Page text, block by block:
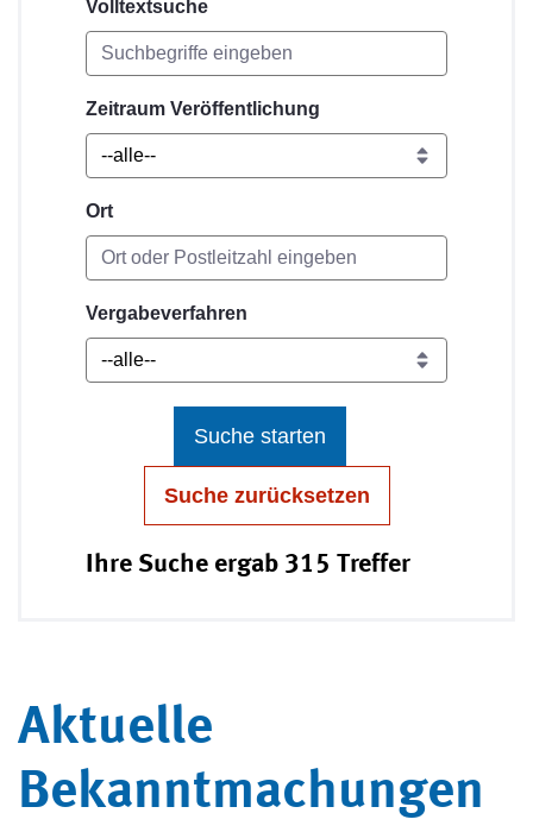
Volltextsuche
Zeitraum Veröffentlichung
Ort
Vergabeverfahren
Suche starten
Suche zurücksetzen
Ihre Suche ergab 315 Treffer
Aktuelle
Bekanntmachungen